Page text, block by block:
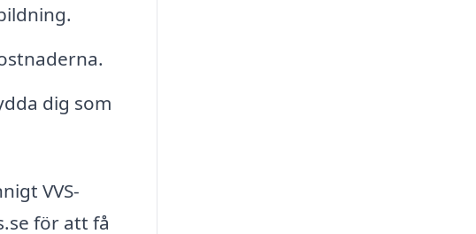
dig som
VVS-
för att få